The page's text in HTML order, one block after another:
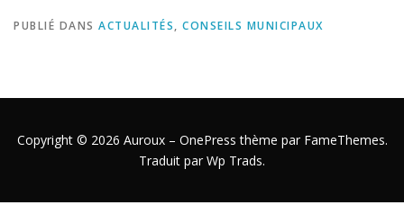
PUBLIÉ DANS ACTUALITÉS, CONSEILS MUNICIPAUX
Copyright © 2026 Auroux – OnePress thème par FameThemes.
Traduit par Wp Trads.